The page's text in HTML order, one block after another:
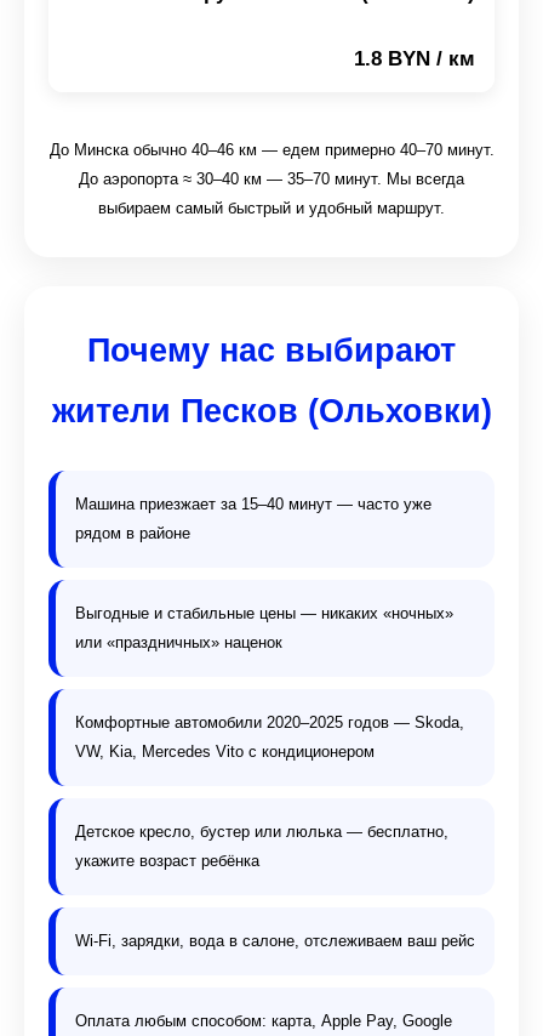
1.8 BYN / км
До Минска обычно 40–46 км — едем примерно 40–70 минут.
До аэропорта ≈ 30–40 км — 35–70 минут. Мы всегда
выбираем самый быстрый и удобный маршрут.
Почему нас выбирают
жители Песков (Ольховки)
Машина приезжает за 15–40 минут — часто уже
рядом в районе
Выгодные и стабильные цены — никаких «ночных»
или «праздничных» наценок
Комфортные автомобили 2020–2025 годов — Skoda,
VW, Kia, Mercedes Vito с кондиционером
Детское кресло, бустер или люлька — бесплатно,
укажите возраст ребёнка
Wi-Fi, зарядки, вода в салоне, отслеживаем ваш рейс
Оплата любым способом: карта, Apple Pay, Google